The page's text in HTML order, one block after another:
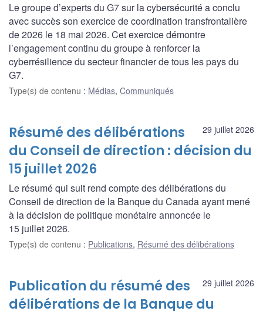
Le groupe d’experts du G7 sur la cybersécurité a conclu
avec succès son exercice de coordination transfrontalière
de 2026 le 18 mai 2026. Cet exercice démontre
l’engagement continu du groupe à renforcer la
cyberrésilience du secteur financier de tous les pays du
G7.
Type(s) de contenu : Médias, Communiqués
29 juillet 2026
Résumé des délibérations
du Conseil de direction : décision du
15 juillet 2026
Le résumé qui suit rend compte des délibérations du
Conseil de direction de la Banque du Canada ayant mené
à la décision de politique monétaire annoncée le
15 juillet 2026.
Type(s) de contenu : Publications, Résumé des délibérations
29 juillet 2026
Publication du résumé des
délibérations de la Banque du